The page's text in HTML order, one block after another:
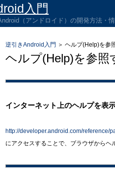
入門
（アンドロイド）の開発方法・
逆引きAndroid入門 ＞ ヘルプ(Help)を参
ヘルプ(Help)を参照
インターネット上のヘルプを表
http://developer.android.com/reference/
にアクセスすることで、ブラウザからヘ